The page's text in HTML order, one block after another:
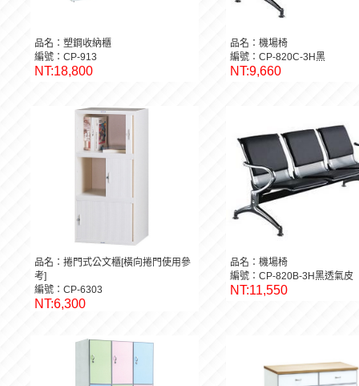
品名：塑鋼收納櫃
編號：CP-913
NT:18,800
品名：機場椅
編號：CP-820C-3H黑
NT:9,660
品名：捲門式公文櫃[橫向捲門使用參
考]
編號：CP-6303
NT:6,300
品名：機場椅
編號：CP-820B-3H黑透氣皮
NT:11,550